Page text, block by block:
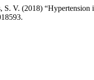
V. (2018)